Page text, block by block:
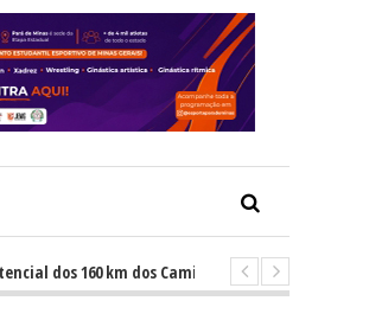
dos 160 km dos Caminhos do Padre Libério.